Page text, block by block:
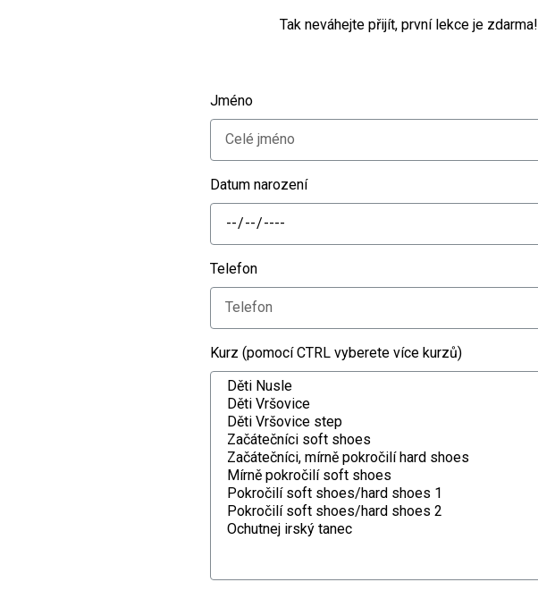
Tak neváhejte přijít, první lekce je zdarma!
Jméno
Datum narození
Telefon
Kurz (pomocí CTRL vyberete více kurzů)